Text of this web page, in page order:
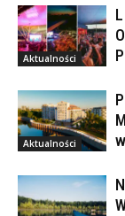
Aktualności
Aktualności